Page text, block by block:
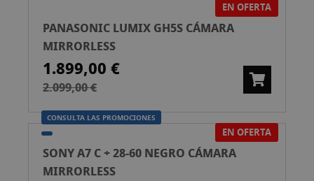
EN OFERTA
PANASONIC LUMIX GH5S CÁMARA
MIRRORLESS
1.899,00 €
2.099,00 €
CONSULTA LAS PROMOCIONES
EN OFERTA
SONY A7 C + 28-60 NEGRO CÁMARA
MIRRORLESS